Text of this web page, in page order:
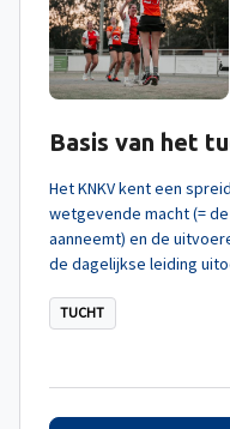
Basis van het
Het KNKV kent een
wetgevende macht (=
aanneemt) en de
de dagelijkse leiding
TUCHT